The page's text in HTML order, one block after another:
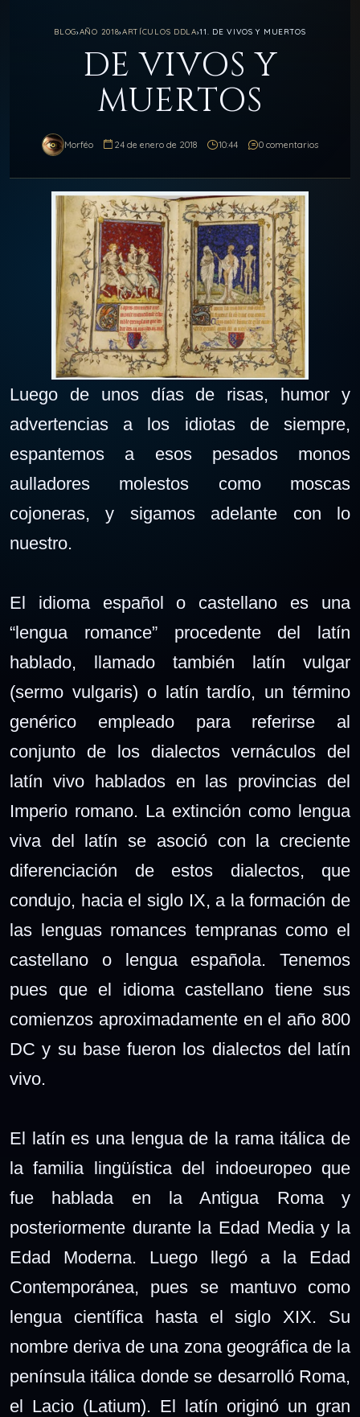
BLOG›AÑO 2018›ARTÍCULOS DDLA›11. DE VIVOS Y MUERTOS
DE VIVOS Y
MUERTOS
Morféo 24 de enero de 2018 10:44 0 comentarios
Luego de unos días de risas, humor y
advertencias a los idiotas de siempre,
espantemos a esos pesados monos
aulladores molestos como moscas
cojoneras, y sigamos adelante con lo
nuestro.
El idioma español o castellano es una
“lengua romance” procedente del latín
hablado, llamado también latín vulgar
(sermo vulgaris) o latín tardío, un término
genérico empleado para referirse al
conjunto de los dialectos vernáculos del
latín vivo hablados en las provincias del
Imperio romano. La extinción como lengua
viva del latín se asoció con la creciente
diferenciación de estos dialectos, que
condujo, hacia el siglo IX, a la formación de
las lenguas romances tempranas como el
castellano o lengua española. Tenemos
pues que el idioma castellano tiene sus
comienzos aproximadamente en el año 800
DC y su base fueron los dialectos del latín
vivo.
El latín es una lengua de la rama itálica de
la familia lingüística del indoeuropeo que
fue hablada en la Antigua Roma y
posteriormente durante la Edad Media y la
Edad Moderna. Luego llegó a la Edad
Contemporánea, pues se mantuvo como
lengua científica hasta el siglo XIX. Su
nombre deriva de una zona geográfica de la
península itálica donde se desarrolló Roma,
el Lacio (Latium). El latín originó un gran